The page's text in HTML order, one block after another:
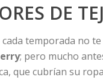
DE
temporada no
; pero mucho
que cubrían su